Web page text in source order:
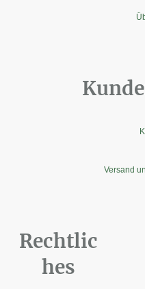
Versand
Rechtlic
hes